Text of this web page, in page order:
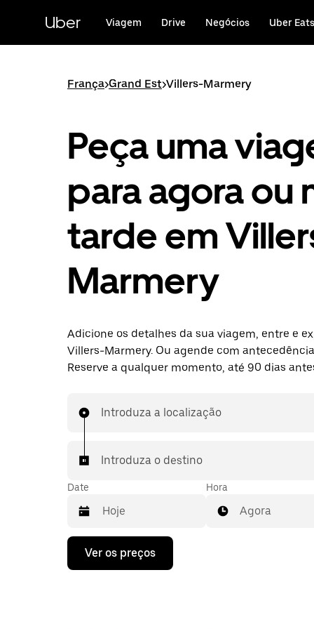
conteúdo
Uber Viagem Drive Negócios Uber Eats
França>Grand Est>Villers-Marmery
Peça uma
para agora ou
tarde em
Marmery
Adicione os detalhes da sua viagem, entre e
Villers-Marmery. Ou agende com
Reserve a qualquer momento, até 90 dias
Introduza a localização
Introduza o destino
Date
Prima
tecla
Hora
Agora
Ver os preços